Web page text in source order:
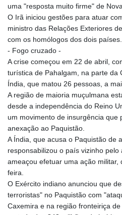
uma "resposta muito firme" de
O Irã iniciou gestões para atuar
ministro das Relações Exteriores
com os homólogos dos dois países.
- Fogo cruzado -
A crise começou em 22 de abril,
turística de Pahalgam, na parte da
Índia, que matou 26 pessoas, a
A região de maioria muçulmana
desde a independência do Reino
um movimento de insurgência que
anexação ao Paquistão.
A Índia, que acusa o Paquistão de
responsabilizou o país vizinho
ameaçou efetuar uma ação
feira.
O Exército indiano anunciou que
terroristas" no Paquistão com
Caxemira e na região fronteiriça